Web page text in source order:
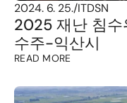
2024. 6. 25./ITDSN
2025 재난 침수
수주-익산시
READ MORE